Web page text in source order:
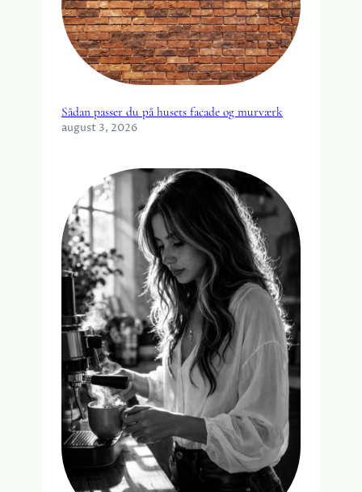
Sådan passer du på husets facade og murværk
august 3, 2026